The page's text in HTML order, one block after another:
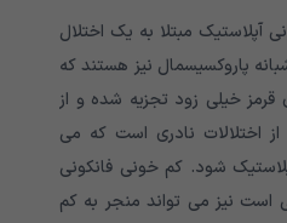
آپلاستیک مبتلا به یک اختلال
پاروکسیسمال نیز هستند که
خیلی زود تجزیه شده و از
از اختلالات نادری است که می
شود. کم خونی فانکونی
است نیز می تواند منجر به کم